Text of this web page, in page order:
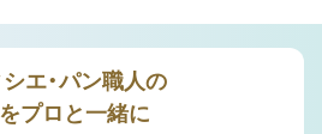
エ・パン職人の
プロと一緒に